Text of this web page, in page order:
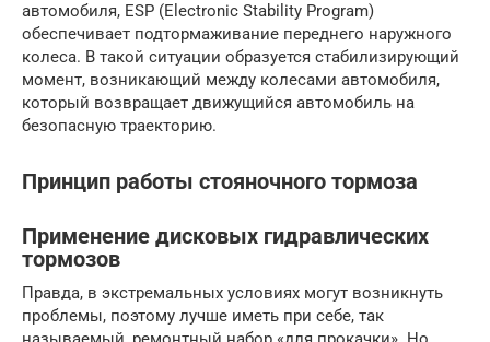
автомобиля, ESP (Electronic Stability Program)
обеспечивает подтормаживание переднего наружного
колеса. В такой ситуации образуется стабилизирующий
момент, возникающий между колесами автомобиля,
который возвращает движущийся автомобиль на
безопасную траекторию.
Принцип работы стояночного тормоза
Применение дисковых гидравлических
тормозов
Правда, в экстремальных условиях могут возникнуть
проблемы, поэтому лучше иметь при себе, так